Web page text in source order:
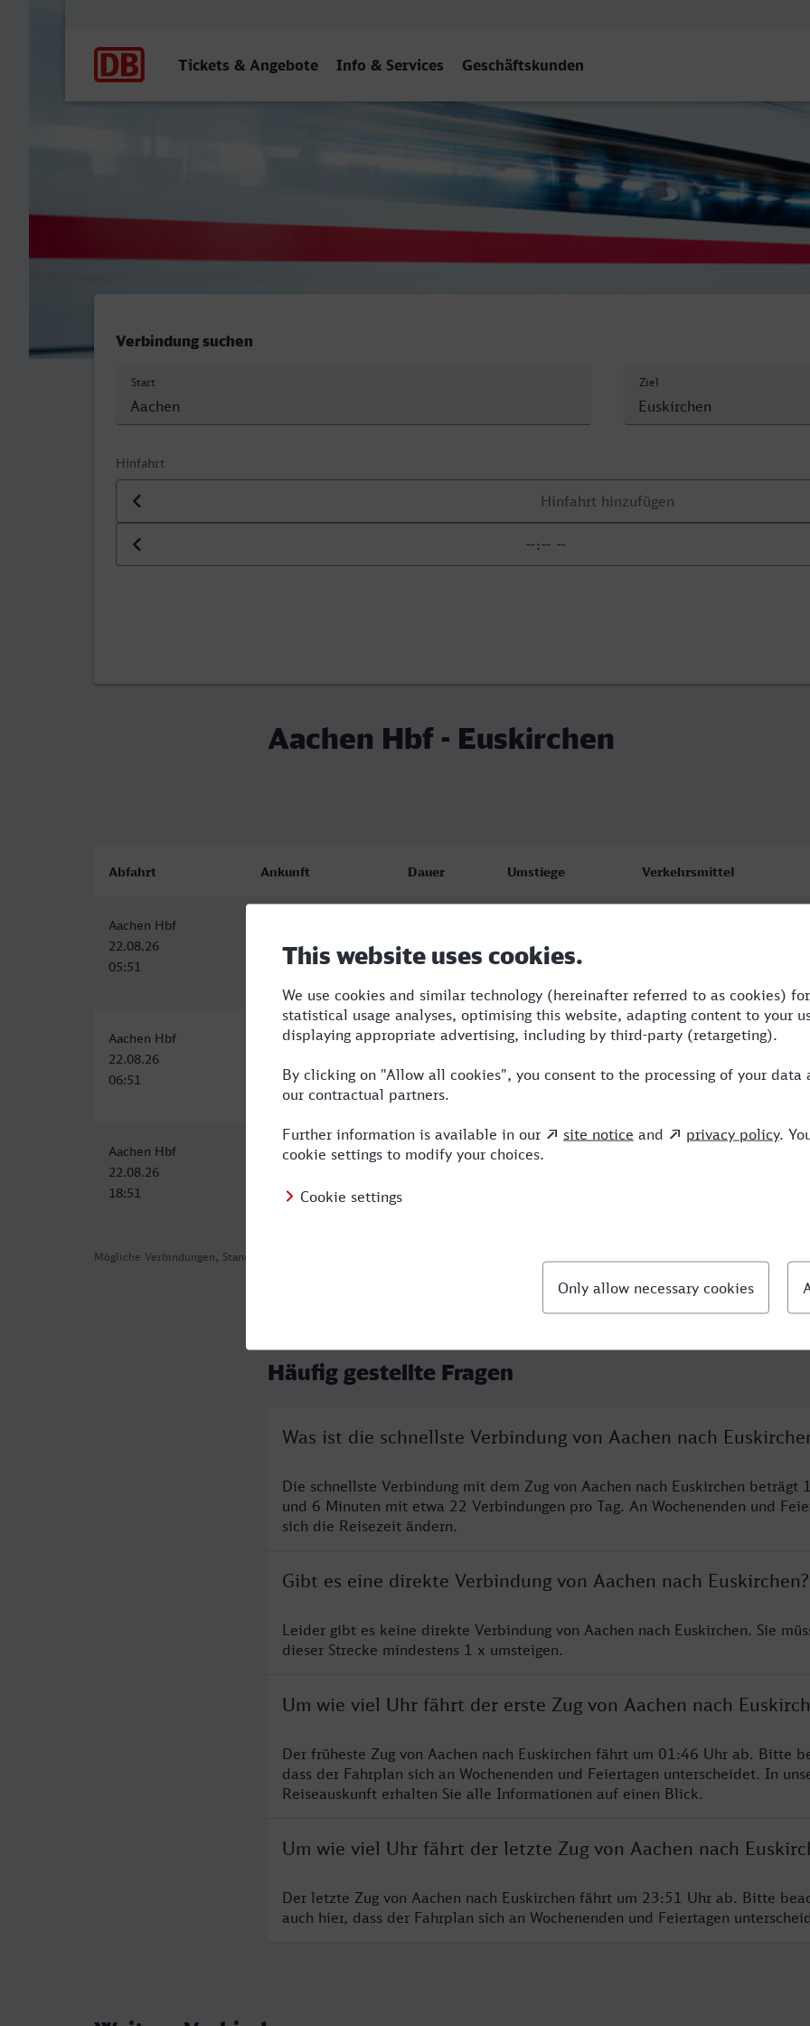
Tickets & Angebote Info & Services Geschäftskunden
Verbindung suchen
Start Ziel
Hinfahrt
Datum der Hinfahrt
Uhrzeit der Hinfahrt
Aachen Hbf - Euskirchen
Mögliche Verbindungen, Stand: 2026-08-08 06:40
Abfahrt Ankunft Dauer Umstiege Verkehrsmittel
Aachen Hbf
22.08.26
05:51
22.08.26
06:57
Aachen Hbf
22.08.26
06:51
Euskirchen
07:57
1:06 1 RTB,NX
Aachen Hbf
22.08.26
18:51
Euskirchen
19:57
1:06 1
Häufig gestellte Fragen
Was ist die schnellste Verbindung von Aachen nach
Die schnellste Verbindung mit dem Zug von Aachen nach Euskirchen beträgt
und 6 Minuten mit etwa 22 Verbindungen pro Tag. An Wochenenden und
sich die Reisezeit ändern.
Gibt es eine direkte Verbindung von Aachen nach Euskirchen?
Leider gibt es keine direkte Verbindung von Aachen nach Euskirchen. Sie
dieser Strecke mindestens 1 x umsteigen.
Um wie viel Uhr fährt der erste Zug von Aachen nach
Der früheste Zug von Aachen nach Euskirchen fährt um 01:46 Uhr ab. Bitte
dass der Fahrplan sich an Wochenenden und Feiertagen unterscheidet. In
Reiseauskunft erhalten Sie alle Informationen auf einen Blick.
Um wie viel Uhr fährt der letzte Zug von Aachen nach
Der letzte Zug von Aachen nach Euskirchen fährt um 23:51 Uhr ab. Bitte
auch hier, dass der Fahrplan sich an Wochenenden und Feiertagen